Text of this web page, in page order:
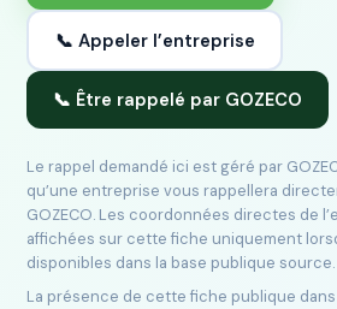
📞 Appeler l’entreprise
📞 Être rappelé par GOZECO
Le rappel demandé ici est géré par
qu’une entreprise vous rappellera
GOZECO. Les coordonnées directes de
affichées sur cette fiche uniquement
disponibles dans la base publique source.
La présence de cette fiche publique dans